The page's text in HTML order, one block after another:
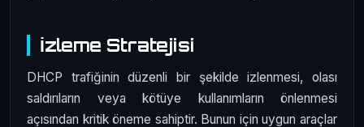
İzleme Stratejisi
DHCP trafiğinin düzenli bir şekilde izlenmesi, olası
saldırıların veya kötüye kullanımların önlenmesi
açısından kritik öneme sahiptir. Bunun için uygun araçlar